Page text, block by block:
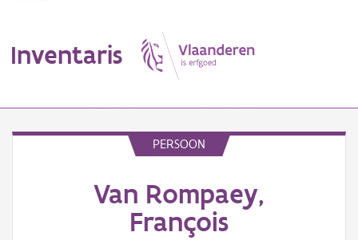
Inventaris
PERSOON
Van Rompaey,
François